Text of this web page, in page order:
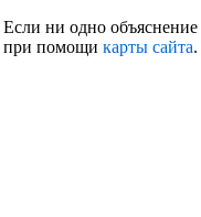
Если ни одно объяснение
при помощи карты сайта.